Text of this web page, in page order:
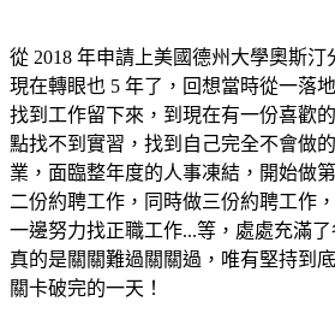
從 2018 年申請上美國德州大學奧斯汀
現在轉眼也 5 年了，回想當時從一落
找到工作留下來，到現在有一份喜歡
點找不到實習，找到自己完全不會做
業，面臨整年度的人事凍結，開始做
二份約聘工作，同時做三份約聘工作
一邊努力找正職工作...等，處處充滿
真的是關關難過關關過，唯有堅持到
關卡破完的一天！